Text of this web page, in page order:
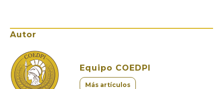
Autor
Equipo COEDPI
Más artículos